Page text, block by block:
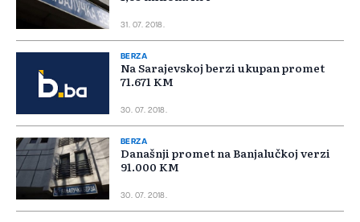
31. 07. 2018.
BERZA
Na Sarajevskoj berzi ukupan promet
71.671 KM
30. 07. 2018.
BERZA
Današnji promet na Banjalučkoj verzi
91.000 KM
30. 07. 2018.